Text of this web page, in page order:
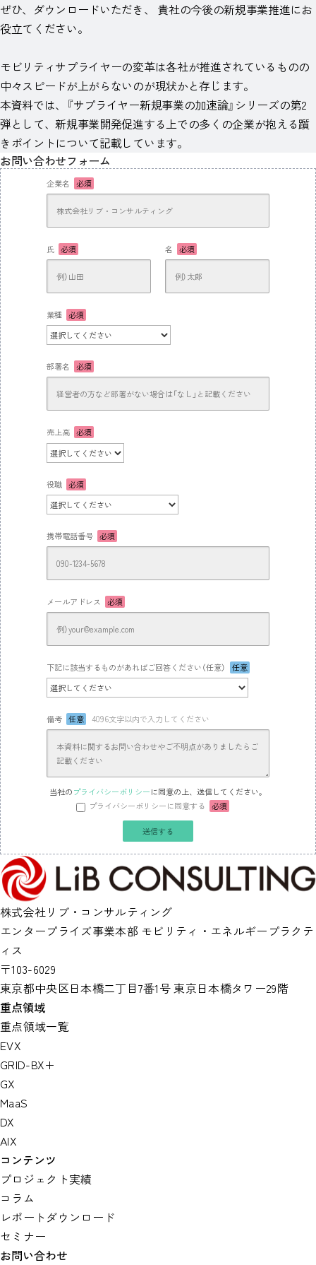
ぜひ、ダウンロードいただき、 貴社の今後の新規事業推進にお
役立てください。
モビリティサプライヤーの変革は各社が推進されているものの
中々スピードが上がらないのが現状かと存じます。
本資料では、『サプライヤー新規事業の加速論​』シリーズの第2
弾として、新規事業開発促進する上での多くの企業が抱える躓
きポイントについて記載しています。
お問い合わせフォーム
企業名 必須
氏 必須 名 必須
業種 必須
部署名 必須
売上高 必須
役職 必須
携帯電話番号 必須
メールアドレス 必須
下記に該当するものがあればご回答ください（任意） 任意
備考 任意 4096文字以内で入力してください
当社のプライバシーポリシーに同意の上、送信してください。
プライバシーポリシーに同意する
必須
株式会社リブ・コンサルティング
エンタープライズ事業本部 モビリティ・エネルギープラクテ
ィス
〒103-6029
東京都中央区日本橋二丁目7番1号 東京日本橋タワー29階
重点領域
重点領域一覧
EVX
GRID-BX+
GX
MaaS
DX
AIX
コンテンツ
プロジェクト実績
コラム
レポートダウンロード
セミナー
お問い合わせ